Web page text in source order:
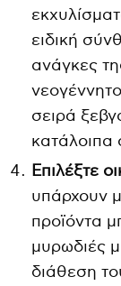
ειδική
ανάγκες
σειρά
κατάλοιπα
Επιλέξτε
υπάρχουν
προϊόντα
μυρωδιές
διάθεση